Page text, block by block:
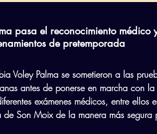
pasa el reconocimiento médico
de pretemporada
Voley Palma se sometieron a las
antes de ponerse en marcha con
exámenes médicos, entre
de Son Moix de la manera más segura